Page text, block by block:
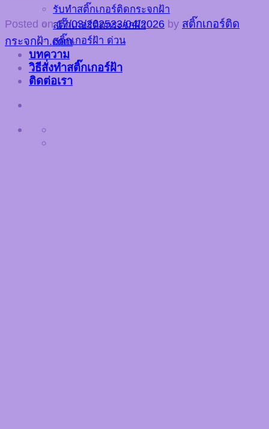
รับทำสติ๊กเกอร์ติดกระจกฝ้า
สติ๊กเกอร์ติดกระจกฝ้า
สติ๊กเกอร์ฝ้า ด่วน
บทความ
วิธีสั่งทำสติ๊กเกอร์ฝ้า
ติดต่อเรา
Posted on17/03/202523/04/2026 by สติ๊กเกอร์ติด
กระจกฝ้า.com